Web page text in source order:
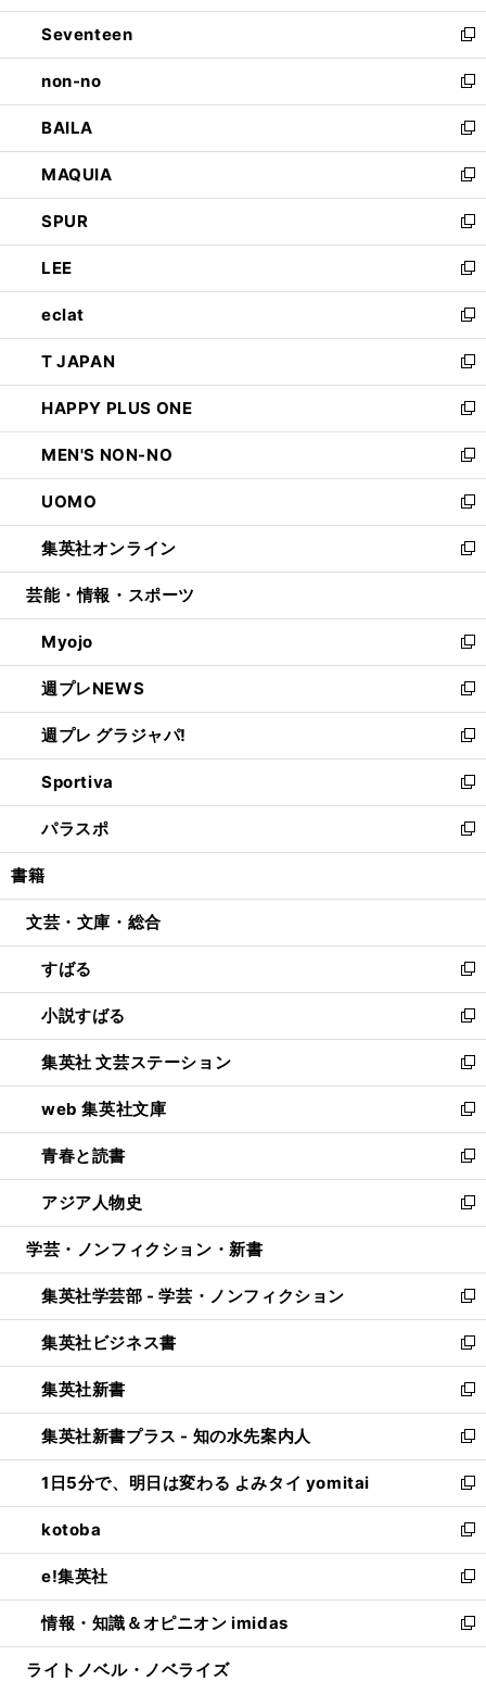
開
く
ウ
で
開
く
ン
ド
ウ
で
開
く
Seventeen
新
し
い
ウ
ィ
ン
ド
ウ
で
開
く
non-no
新
し
い
ウ
ィ
ン
ド
ウ
で
開
く
BAILA
新
し
い
ウ
ィ
ン
ド
ウ
で
開
く
MAQUIA
新
し
い
ウ
ィ
ン
ド
ウ
で
開
く
SPUR
新
し
い
ウ
ィ
ン
ド
ウ
で
開
く
LEE
新
し
い
ウ
ィ
ン
ド
ウ
で
開
く
eclat
新
し
い
ウ
ィ
ン
ド
ウ
で
開
く
T JAPAN
新
し
い
ウ
ィ
ン
ド
ウ
で
開
HAPPY PLUS ONE
新
し
い
ウ
ィ
ン
ド
ウ
開
く
MEN'S NON-NO
新
し
い
ウ
ィ
ン
ウ
で
開
く
UOMO
新
し
い
ウ
ン
ド
ウ
で
開
く
集英社オンライン
新
し
ウ
ィ
ン
ド
ウ
で
開
く
芸能・情報・スポーツ
Myojo
新
し
い
ウ
ィ
ン
ド
ウ
で
開
週プレNEWS
新
し
い
ウ
ィ
ン
ド
ウ
開
週プレ グラジャパ!
新
し
い
ウ
ィ
ン
ウ
開
く
Sportiva
新
し
い
ウ
ン
ウ
で
開
く
パラスポ
新
し
ウ
ン
ド
ウ
で
開
く
書籍
文芸・文庫・総合
すばる
新
し
い
ウ
ィ
ン
ド
ウ
で
開
く
小説すばる
新
し
い
ウ
ィ
ン
ド
ウ
で
開
集英社 文芸ステーション
新
し
い
ウ
ィ
ン
ド
ウ
開
く
web 集英社文庫
新
し
い
ウ
ィ
ン
ウ
で
開
く
青春と読書
新
し
い
ウ
ン
ド
ウ
で
開
く
アジア人物史
新
し
ウ
ィ
ン
ド
ウ
で
開
く
学芸・ノンフィクション・新書
集英社学芸部 - 学芸・ノンフィクション
新
し
い
ウ
ィ
ン
ド
ウ
で
開
く
集英社ビジネス書
新
し
い
ウ
ィ
ン
ド
ウ
で
開
く
集英社新書
新
し
い
ウ
ィ
ン
ド
ウ
で
開
く
集英社新書プラス - 知の水先案内人
新
し
い
ウ
ィ
ン
ド
ウ
で
開
1日5分で、明日は変わる よみタイ yomitai
新
し
い
ウ
ィ
ン
ド
ウ
kotoba
新
し
い
ウ
ィ
ン
e!集英社
新
し
い
ウ
情報・知識＆オピニオン imidas
新
し
ライトノベル・ノベライズ